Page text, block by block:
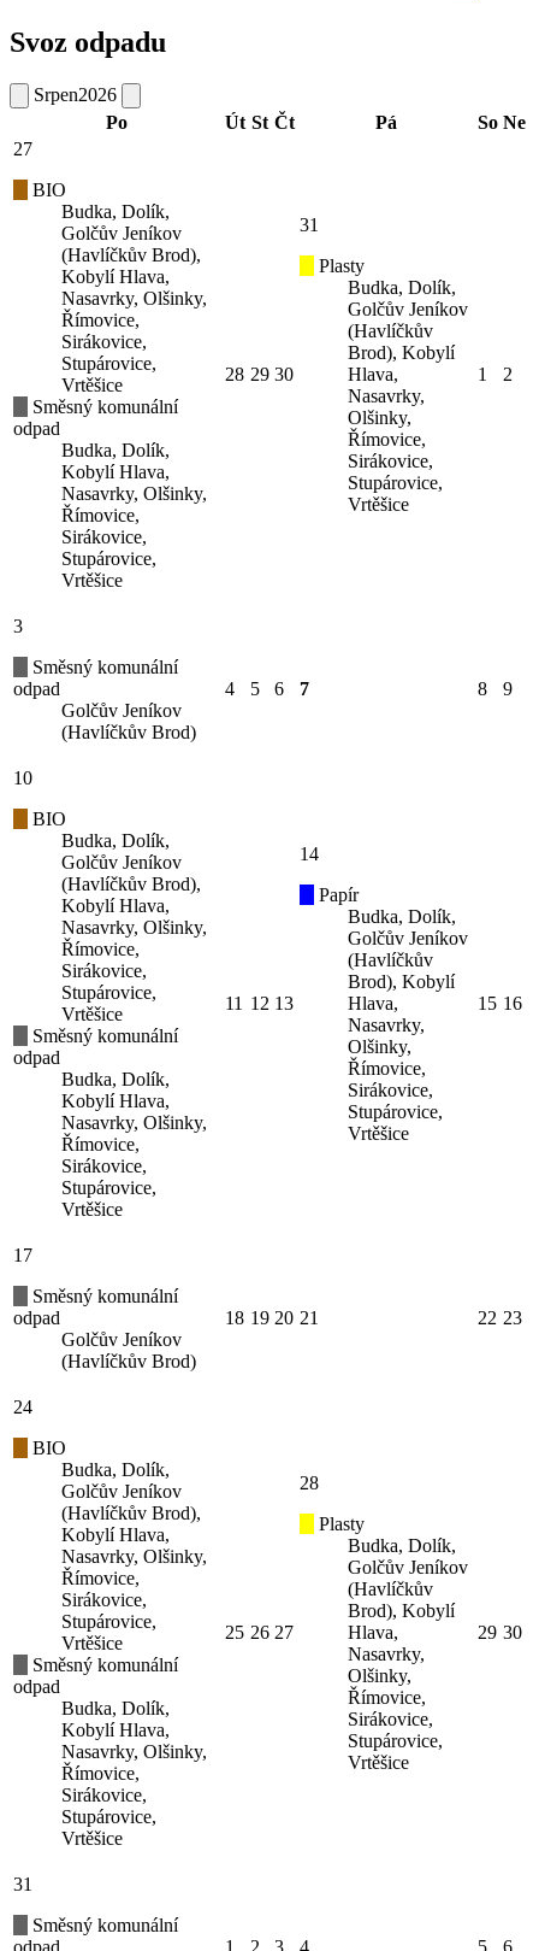
Svoz odpadu
Srpen2026
Po
Út St Čt Pá So Ne
27
BIO
Budka, Dolík,
Golčův Jeníkov
(Havlíčkův Brod),
Kobylí Hlava,
Nasavrky, Olšinky,
Římovice,
Sirákovice,
Stupárovice,
Vrtěšice
Směsný komunální
odpad
Budka, Dolík,
Kobylí Hlava,
Nasavrky, Olšinky,
Římovice,
Sirákovice,
Stupárovice,
Vrtěšice
28 29 30
31
Plasty
Budka, Dolík,
Golčův Jeníkov
(Havlíčkův
Brod), Kobylí
Hlava,
Nasavrky,
Olšinky,
Římovice,
Sirákovice,
Stupárovice,
Vrtěšice
1 2
3
Směsný komunální
odpad
Golčův Jeníkov
(Havlíčkův Brod)
4 5 6 7 8 9
10
BIO
Budka, Dolík,
Golčův Jeníkov
(Havlíčkův Brod),
Kobylí Hlava,
Nasavrky, Olšinky,
Římovice,
Sirákovice,
Stupárovice,
Vrtěšice
Směsný komunální
odpad
Budka, Dolík,
Kobylí Hlava,
Nasavrky, Olšinky,
Římovice,
Sirákovice,
Stupárovice,
Vrtěšice
11 12 13
14
Papír
Budka, Dolík,
Golčův Jeníkov
(Havlíčkův
Brod), Kobylí
Hlava,
Nasavrky,
Olšinky,
Římovice,
Sirákovice,
Stupárovice,
Vrtěšice
15 16
17
Směsný komunální
odpad
Golčův Jeníkov
(Havlíčkův Brod)
18 19 20 21 22 23
24
BIO
Budka, Dolík,
Golčův Jeníkov
(Havlíčkův Brod),
Kobylí Hlava,
Nasavrky, Olšinky,
Římovice,
Sirákovice,
Stupárovice,
Vrtěšice
Směsný komunální
odpad
Budka, Dolík,
Kobylí Hlava,
Nasavrky, Olšinky,
Římovice,
Sirákovice,
Stupárovice,
Vrtěšice
25 26 27
28
Plasty
Budka, Dolík,
Golčův Jeníkov
(Havlíčkův
Brod), Kobylí
Hlava,
Nasavrky,
Olšinky,
Římovice,
Sirákovice,
Stupárovice,
Vrtěšice
29 30
31
Směsný komunální